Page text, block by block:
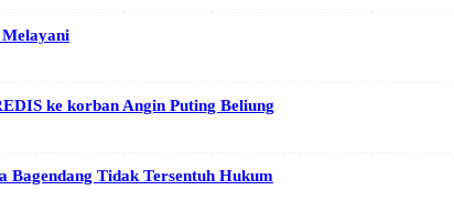
ke korban Angin Puting Beliung
Bagendang Tidak Tersentuh Hukum